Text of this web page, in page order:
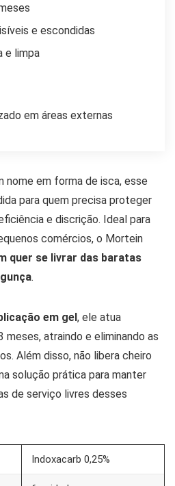
e escondidas
e limpa
em áreas externas
nome em forma de isca, esse
para quem precisa proteger
e discrição. Ideal para
comércios, o Mortein
quer se livrar das baratas
.
em gel, ele atua
atraindo e eliminando as
Além disso, não libera cheiro
solução prática para manter
de serviço livres desses
Indoxacarb 0,25%